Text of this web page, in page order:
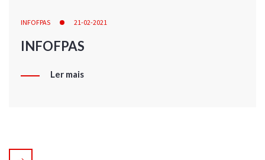
INFOFPAS 21-02-2021
INFOFPAS
Ler mais